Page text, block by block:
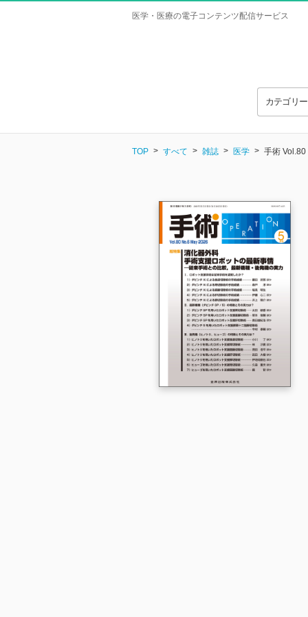
医学・医療の電子コンテンツ配信サービス
カテゴリ
TOP すべて 雑誌 医学 手術 Vol.80